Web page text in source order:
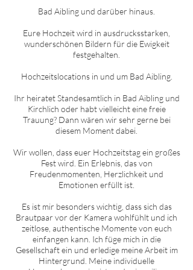
Bad Aibling und darüber hinaus.
Eure Hochzeit wird in ausdrucksstarken,
wunderschönen Bildern für die Ewigkeit
festgehalten.
Hochzeitslocations in und um Bad Aibling.
Ihr heiratet Standesamtlich in Bad Aiblingund
Kirchlich oder habt vielleicht eine freie
Trauung? Dann wären wir sehr gerne bei
diesem Moment dabei.
Wir wollen, dass euer Hochzeitstag ein großes
Fest wird. Ein Erlebnis, das von
Freudenmomenten, Herzlichkeit und
Emotionen erfüllt ist.
Es ist mir besonders wichtig, dass sich das
Brautpaar vor der Kamera wohlfühlt und ich
zeitlose, authentische Momente von euch
einfangen kann. Ich füge mich in die
Gesellschaft ein und erledige meine Arbeit im
Hintergrund. Meine individuelle